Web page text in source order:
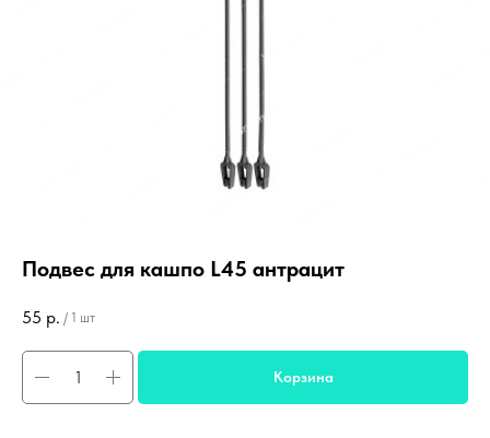
Подвес для кашпо L45 антрацит
55 р. / 1 шт
Корзина